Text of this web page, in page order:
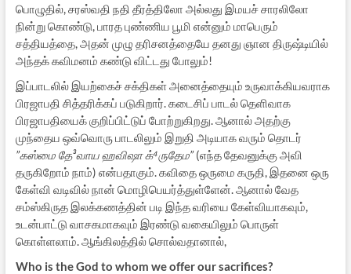
பொழுதில், சரஸ்வதி நதி தீரத்திலோ அல்லது இமயச் சாரலிலோ
நின்று கொண்டு, பாரத புண்ணிய பூமி என்னும் மாபெரும்
சத்தியத்தை, அதன் முழு தரிசனத்தையே தனது ஞான திருஷ்டியில்
அந்தக் கவிமனம் கண்டு விட்டது போலும்!
இப்பாடலில் இயற்கைச் சக்திகள் அனைத்தையும் உருவாக்கியவராக
பிரஜாபதி சித்தரிக்கப் படுகிறார். கடைசிப் பாடல் தெளிவாக
பிரஜாபதியைக் குறிப்பிட்டுப் போற்றுகிறது. ஆனால் அதற்கு
முந்தைய ஒவ்வொரு பாடலிலும் இறுதி அடியாக வரும் தொடர்
”கஸ்மை தே³வாய ஹவிஷா க்⁴ருதேம”(எந்த தேவனுக்கு அவி
தருகிறோம் நாம்) என்பதாகும். கவிதை ஒருமை கருதி, இதனை ஒரு
கேள்வி வடிவில் நான் மொழிபெயர்த்துள்ளேன். ஆனால் வேத
சம்ஸ்கிருத இலக்கணத்தின் படி இந்த வரியை கேள்வியாகவும்,
உடன்பாட்டு வாசகமாகவும் இரண்டு வகையிலும் பொருள்
கொள்ளலாம். ஆங்கிலத்தில் சொல்வதானால்,
Who is the God to whom we offer our sacrifices?